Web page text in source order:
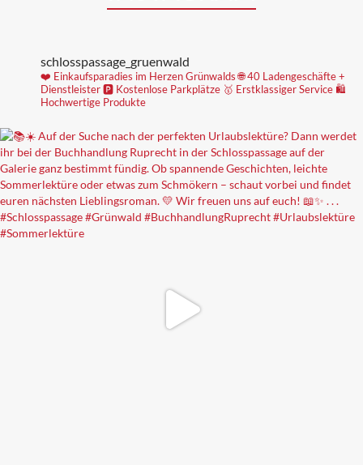
schlosspassage_gruenwald
❤️ Einkaufsparadies im Herzen Grünwalds🌐 40 Ladengeschäfte +
Dienstleister🅿️ Kostenlose Parkplätze 🥇 Erstklassiger Service 🛍
Hochwertige Produkte